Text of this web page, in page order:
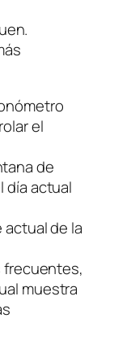
el
de
día actual
actual de la
frecuentes,
muestra